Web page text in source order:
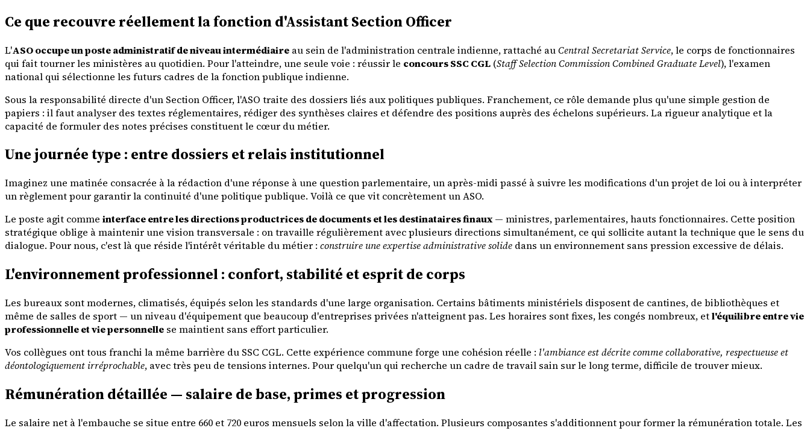
Ce que recouvre réellement la fonction d'Assistant Section Officer
L'ASO occupe un poste administratif de niveau intermédiaire au sein de l'administration centrale indienne, rattaché auCentral Secretariat Service, le corps de fonctionnaires
qui fait tourner les ministères au quotidien. Pour l'atteindre, une seule voie : réussir le concours SSC CGL (Staff Selection Commission Combined Graduate Level), l'examen
national qui sélectionne les futurs cadres de la fonction publique indienne.
Sous la responsabilité directe d'un Section Officer, l'ASO traite des dossiers liés aux politiques publiques. Franchement, ce rôle demande plus qu'une simple gestion de
papiers : il faut analyser des textes réglementaires, rédiger des synthèses claires et défendre des positions auprès des échelons supérieurs. La rigueur analytique et la
capacité de formuler des notes précises constituent le cœur du métier.
Une journée type : entre dossiers et relais institutionnel
Imaginez une matinée consacrée à la rédaction d'une réponse à une question parlementaire, un après-midi passé à suivre les modifications d'un projet de loi ou à interpréter
un règlement pour garantir la continuité d'une politique publique. Voilà ce que vit concrètement un ASO.
Le poste agit comme interface entre les directions productrices de documents et les destinataires finaux— ministres, parlementaires, hauts fonctionnaires. Cette position
stratégique oblige à maintenir une vision transversale : on travaille régulièrement avec plusieurs directions simultanément, ce qui sollicite autant la technique que le sens du
dialogue. Pour nous, c'est là que réside l'intérêt véritable du métier : construire une expertise administrative solide dans un environnement sans pression excessive de délais.
L'environnement professionnel : confort, stabilité et esprit de corps
Les bureaux sont modernes, climatisés, équipés selon les standards d'une large organisation. Certains bâtiments ministériels disposent de cantines, de bibliothèques et
même de salles de sport — un niveau d'équipement que beaucoup d'entreprises privées n'atteignent pas. Les horaires sont fixes, les congés nombreux, etl'équilibre entre vie
professionnelle et vie personnelle se maintient sans effort particulier.
Vos collègues ont tous franchi la même barrière du SSC CGL. Cette expérience commune forge une cohésion réelle : l'ambiance est décrite comme collaborative, respectueuse et
déontologiquement irréprochable, avec très peu de tensions internes. Pour quelqu'un qui recherche un cadre de travail sain sur le long terme, difficile de trouver mieux.
Rémunération détaillée — salaire de base, primes et progression
Le salaire net à l'embauche se situe entre 660 et 720 euros mensuels selon la ville d'affectation. Plusieurs composantes s'additionnent pour former la rémunération totale. Les